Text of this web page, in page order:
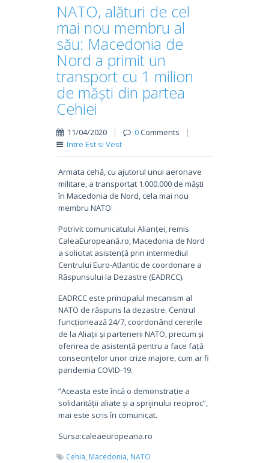
NATO, alături de cel
mai nou membru al
său: Macedonia de
Nord a primit un
transport cu 1 milion
de măști din partea
Cehiei
11/04/2020 | 0Comments
|
Intre Est si Vest
Armata cehă, cu ajutorul unui aeronave
militare, a transportat 1.000.000 de măști
în Macedonia de Nord, cela mai nou
membru NATO.
Potrivit comunicatului Alianței, remis
CaleaEuropeană.ro, Macedonia de Nord
a solicitat asistență prin intermediul
Centrului Euro-Atlantic de coordonare a
Răspunsului la Dezastre (EADRCC).
EADRCC este principalul mecanism al
NATO de răspuns la dezastre. Centrul
funcționează 24/7, coordonând cererile
de la Aliații și partenerii NATO, precum și
oferirea de asistență pentru a face față
consecințelor unor crize majore, cum ar fi
pandemia COVID-19.
”Aceasta este încă o demonstrație a
solidarității aliate și a sprijinului reciproc”,
mai este scris în comunicat.
Sursa:caleaeuropeana.ro
Cehia, Macedonia, NATO